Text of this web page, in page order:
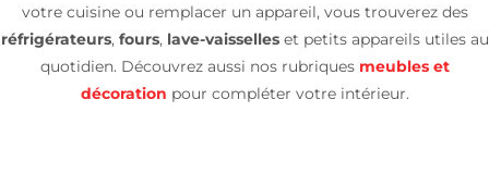
votre cuisine ou remplacer un appareil, vous trouverez des
réfrigérateurs, fours,lave-vaisselleset petits appareils utiles au
quotidien. Découvrez aussi nos rubriques meubles et
décoration pour compléter votre intérieur.